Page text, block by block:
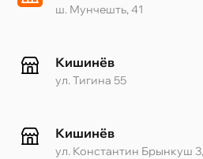
ш. Мунчешть, 41
Кишинёв
ул. Тигина 55
Кишинёв
ул. Константин Брынкуш